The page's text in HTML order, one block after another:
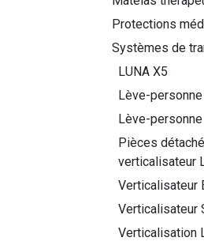
Protections
Systèmes de
LUNA X5
Lève-
Lève-
Pièces
verticalisateur
Verticalisateur
Verticalisateur
Verticalisation